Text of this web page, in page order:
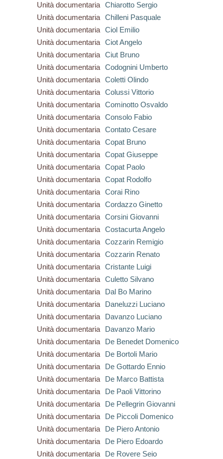
Unità documentaria Chiarotto Sergio
Unità documentaria Chilleni Pasquale
Unità documentaria Ciol Emilio
Unità documentaria Ciot Angelo
Unità documentaria Ciut Bruno
Unità documentaria Codognini Umberto
Unità documentaria Coletti Olindo
Unità documentaria Colussi Vittorio
Unità documentaria Cominotto Osvaldo
Unità documentaria Consolo Fabio
Unità documentaria Contato Cesare
Unità documentaria Copat Bruno
Unità documentaria Copat Giuseppe
Unità documentaria Copat Paolo
Unità documentaria Copat Rodolfo
Unità documentaria Corai Rino
Unità documentaria Cordazzo Ginetto
Unità documentaria Corsini Giovanni
Unità documentaria Costacurta Angelo
Unità documentaria Cozzarin Remigio
Unità documentaria Cozzarin Renato
Unità documentaria Cristante Luigi
Unità documentaria Culetto Silvano
Unità documentaria
Dal Bo Marino
Unità documentaria
Daneluzzi Luciano
Unità documentaria
Davanzo Luciano
Unità documentaria
Davanzo Mario
Unità documentaria
De Benedet Domenico
Unità documentaria
De Bortoli Mario
Unità documentaria
De Gottardo Ennio
Unità documentaria
De Marco Battista
Unità documentaria
De Paoli Vittorino
Unità documentaria
De Pellegrin Giovanni
Unità documentaria
De Piccoli Domenico
Unità documentaria
De Piero Antonio
Unità documentaria
De Piero Edoardo
Unità documentaria
De Rovere Seio